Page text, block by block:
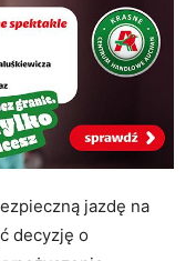
jazdę na
decyzję o